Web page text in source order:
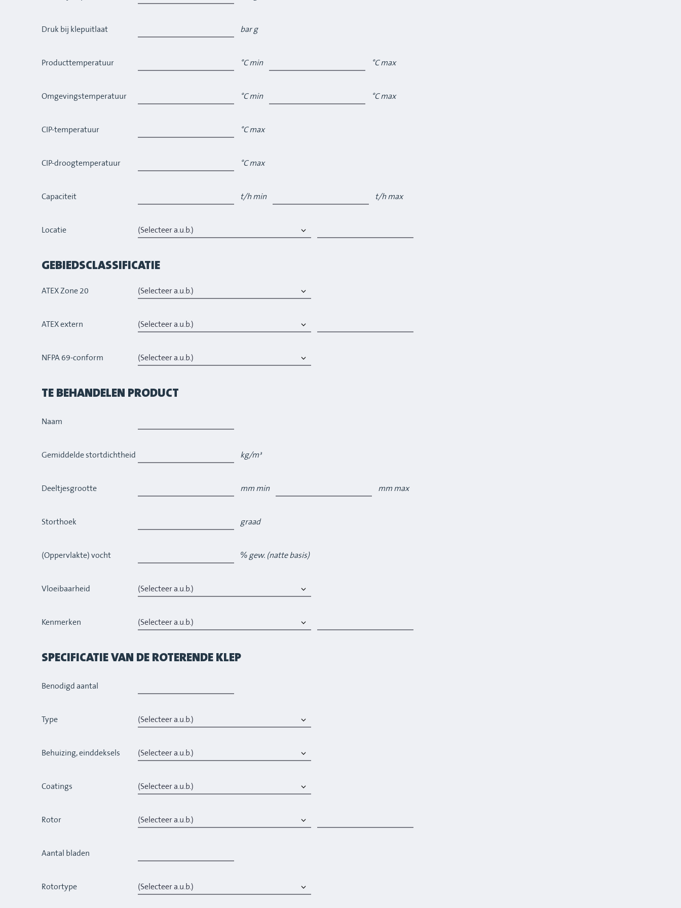
Druk bij klepuitlaat bar g
Producttemperatuur °C min °C max
Omgevingstemperatuur °C min °C max
CIP-temperatuur °C max
CIP-droogtemperatuur °C max
Capaciteit t/h min t/h max
Locatie
GEBIEDSCLASSIFICATIE
ATEX Zone 20
ATEX extern
NFPA 69-conform
TE BEHANDELEN PRODUCT
Naam
Gemiddelde stortdichtheid kg/m³
Deeltjesgrootte mm min mm max
Storthoek graad
(Oppervlakte) vocht % gew. (natte basis)
Vloeibaarheid
Kenmerken
SPECIFICATIE VAN DE ROTERENDE KLEP
Benodigd aantal
Type
Behuizing, einddeksels
Coatings
Rotor
Aantal bladen
Rotortype